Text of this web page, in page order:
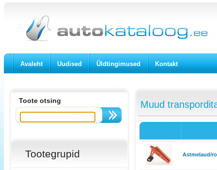
Avaleht Uudised Üldtingimused Kontakt
Toote otsing
Tootegrupid
Muud
Astmelaud/